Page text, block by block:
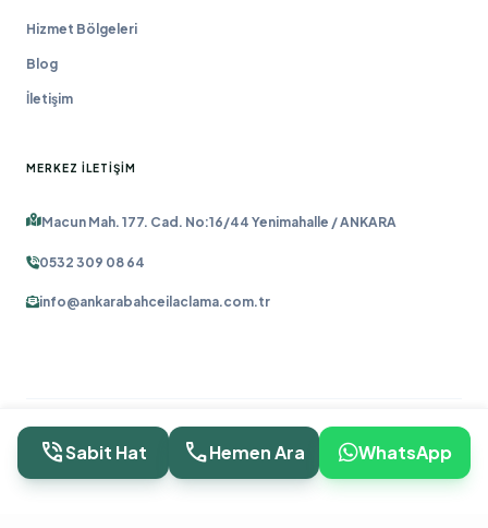
Hizmet Bölgeleri
Blog
İletişim
MERKEZ İLETIŞIM
Macun Mah. 177. Cad. No:16/44 Yenimahalle / ANKARA
0532 309 08 64
info@ankarabahceilaclama.com.tr
© 2026 ANKARA BAHÇE İLAÇLAMA | UZMAN ZIRAAT MÜHENDISI
KADROSU.
ANKARA WEB TASARIM:
OĞUZ DIJITAL
phone_in_talkSabit Hat callHemen Ara WhatsApp